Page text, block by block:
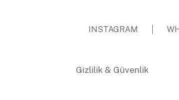
INSTAGRAM
Gizlilik & Güvenlik